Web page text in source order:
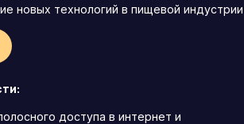
новых технологий в пищевой индустрии
доступа в интернет и